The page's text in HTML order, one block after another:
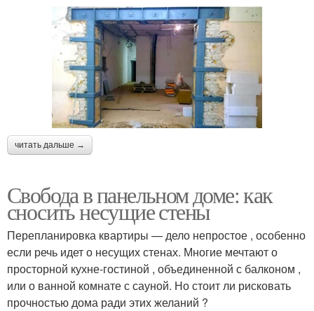
читать дальше →
Свобода в панельном доме: как
сносить несущие стены
Перепланировка квартиры — дело непростое , особенно
если речь идет о несущих стенах. Многие мечтают о
просторной кухне-гостиной , объединенной с балконом ,
или о ванной комнате с сауной. Но стоит ли рисковать
прочностью дома ради этих желаний ?